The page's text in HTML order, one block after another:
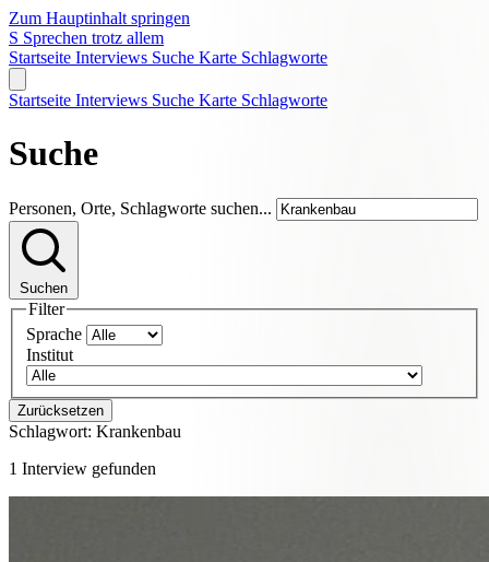
Zum Hauptinhalt springen
S Sprechen trotz allem
Startseite Interviews Suche Karte Schlagworte
Startseite Interviews Suche Karte Schlagworte
Suche
Personen, Orte, Schlagworte suchen...
Suchen
Filter
Sprache
Institut
Zurücksetzen
Schlagwort: Krankenbau
1 Interview gefunden